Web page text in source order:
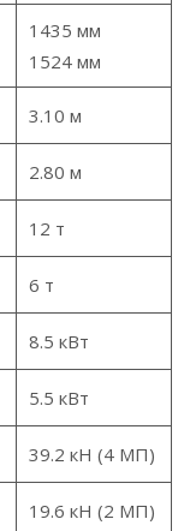
1435 мм
1524 мм
3.10 м
2.80 м
12 т
6 т
8.5 кВт
5.5 кВт
39.2 кН (4 МП)
19.6 кН (2 МП)